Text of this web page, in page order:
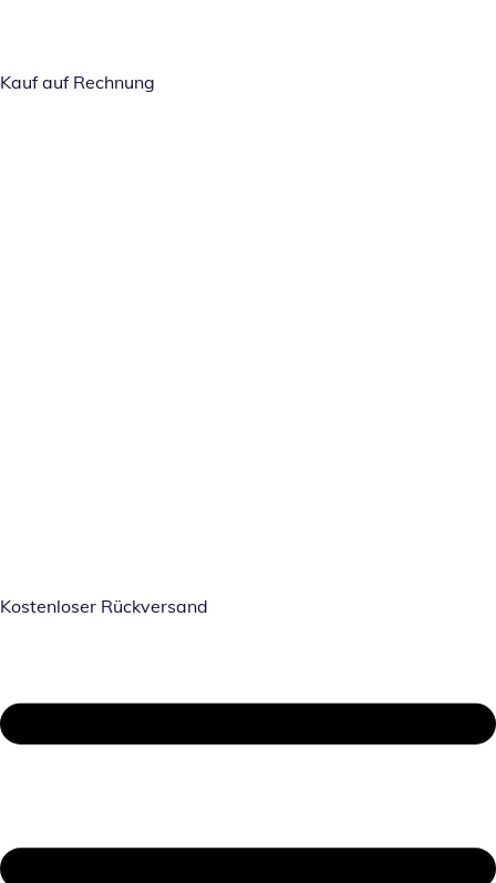
Kauf auf Rechnung
Kostenloser Rückversand